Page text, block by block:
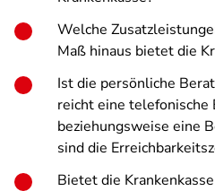
Welche
Maß hinaus bietet die
Ist die persönliche
reicht eine telefonische
beziehungsweise eine
sind die
Bietet die